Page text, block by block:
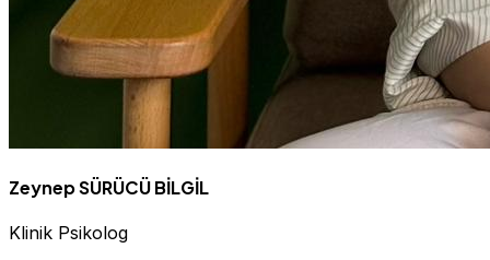
Zeynep SÜRÜCÜ BİLGİL
Klinik Psikolog